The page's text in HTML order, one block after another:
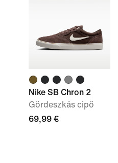
Nike SB Chron 2
Gördeszkás cipő
69,99 €